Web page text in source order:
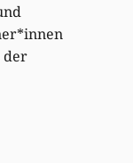
der